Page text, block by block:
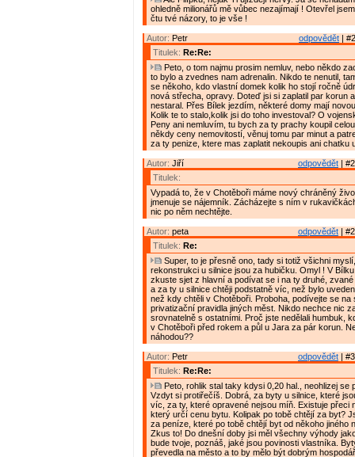
ohledně milionářů mě vůbec nezajímají ! Otevřel
čtu tvé názory, to je vše !
odpovědět |
Autor: Petr
Titulek: Re:Re:
Peto, o tom najmu prosim nemluv, nebo někdo
to bylo a zvednes nam adrenalin. Nikdo te nenutil,
se někoho, kdo vlastní domek kolik ho stojí ročně
nová střecha, opravy. Doteď jsi si zaplatil par korun
nestaral. Přes Bílek jezdím, některé domy mají
Kolik te to stalo,kolik jsi do toho investoval? O
Peny ani nemluvím, tu bych za ty prachy koupil
někdy ceny nemovitostí, věnuj tomu par minut a
za ty penize, ktere mas zaplatit nekoupis ani chatku
odpovědět |
Autor: Jiří
Titulek:
Vypadá to, že v Chotěboři máme nový chráněný
jmenuje se nájemník. Zácházejte s ním v
nic po něm nechtějte.
odpovědět |
Autor: peta
Titulek: Re:
Super, to je přesně ono, tady si totiž všichni
rekonstrukci u silnice jsou za hubičku. Omyl ! V
zkuste sjet z hlavní a podívat se i na ty druhé,
a za ty u silnice chtěji podstatně víc, než bylo
než kdy chtěli v Chotěboři. Proboha, podívejte se na
privatizační pravidla jiných měst. Nikdo nechce nic
srovnatelně s ostatními. Proč jste nedělali humbuk,
v Chotěboři před rokem a půl u Jara za pár korun.
náhodou??
odpovědět |
Autor: Petr
Titulek: Re:Re:
Peto, rohlik stal taky kdysi 0,20 hal., neohlizej se
Vzdyt si protiřečíš. Dobrá, za byty u silnice, které
víc, za ty, které opravené nejsou míň. Existuje přeci
který určí cenu bytu. Kolipak po tobě chtějí za byt?
za peníze, které po tobě chtějí byt od někoho jiného
Zkus to! Do dnešní doby jsi měl všechny výhody
bude tvoje, poznáš, jaké jsou povinosti vlastníka.
převedla na město a to by mělo být dobrým